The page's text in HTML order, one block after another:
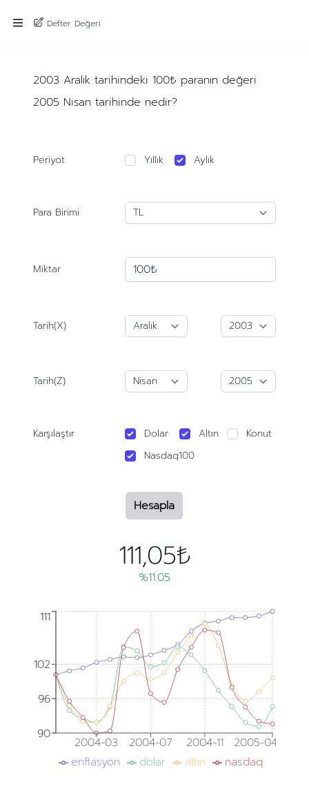
Defter Değeri
2003 Aralık tarihindeki 100₺ paranın değeri
2005 Nisan tarihinde nedir?
Periyot Yıllık Aylık
Para Birimi
Miktar
Tarih(X)
Tarih(Z)
Karşılaştır Dolar Altın
Konut
Nasdaq100
Hesapla
111,05₺
%11.05
2004-03 2004-07 2004-11 2005-04
90
96
102
111
90
96
102
111
enflasyon dolar altın nasdaq